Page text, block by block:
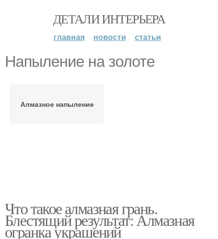
ДЕТАЛИ ИНТЕРЬЕРА
главная новости статьи
Напыление на золоте
Алмазное напыление
Что такое алмазная грань.
Блестящий результат: Алмазная
огранка украшений